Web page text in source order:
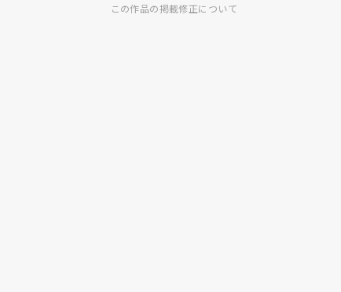
この作品の掲載修正について